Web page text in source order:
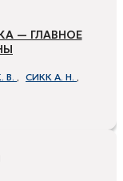
— ГЛАВНОЕ
В. , СИКК А. Н. ,